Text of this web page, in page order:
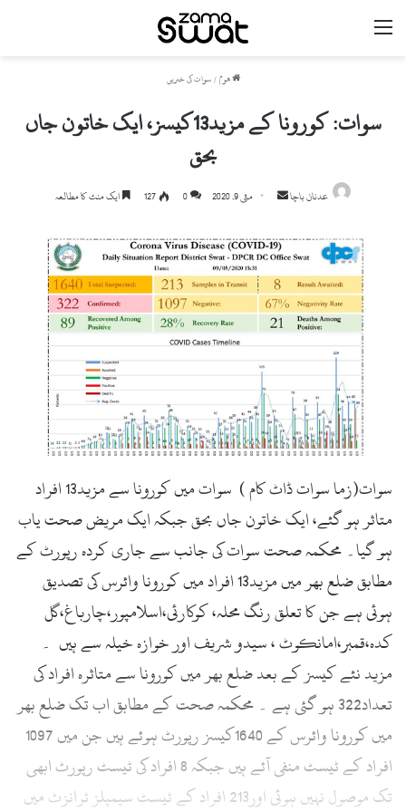
مینو
ھوم / سوات کی خبریں
سوات: کورونا کے مزید13کیسز، ایک خاتون جاں
بحق
عدنان باچا
Send
email
مئی 9, 2020 0
127 ایک منٹ کا مطالعہ
سوات(زما سوات ڈاٹ کام ) سوات میں کورونا سے مزید13 افراد
متاثر ہو گئے، ایک خاتون جاں بحق جبکہ ایک مریض صحت یاب
ہو گیا۔ محکمہ صحت سوات کی جانب سے جاری کردہ رپورٹ کے
مطابق ضلع بھر میں مزید13 افراد میں کورونا وائرس کی تصدیق
ہوئی ہے جن کا تعلق رنگ محلہ، کوکارئی،اسلامپور،چارباغ،گل
کدہ،قمبر،امانکوٹ ، سیدو شریف اور خوازہ خیلہ سے ہیں ۔
مزید نئے کیسز کے بعد ضلع بھر میں کورونا سے متاثرہ افراد کی
تعداد322 ہو گئی ہے ۔ محکمہ صحت کے مطابق اب تک ضلع بھر
میں کورونا وائرس کے 1640کیسز رپورٹ ہوئے ہیں جن میں 1097
افراد کے ٹیسٹ منفی آئے ہیں جبکہ 8 افراد کی ٹیسٹ رپورٹ ابھی
تک موصول نہیں ہوئی اور213 افراد کے ٹیسٹ سیمپلز ٹرانزٹ میں